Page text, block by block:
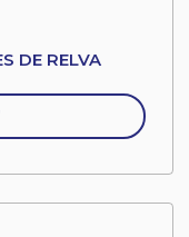
DE RELVA